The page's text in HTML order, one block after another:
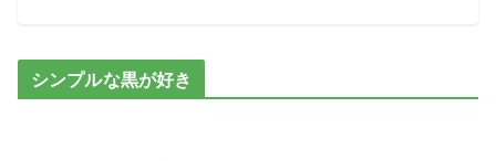
シンプルな黒が好き